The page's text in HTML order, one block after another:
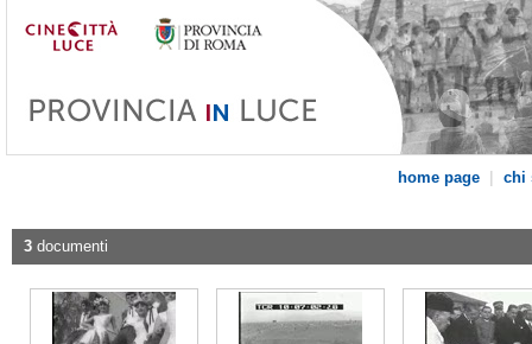
home page | chi
3 documenti